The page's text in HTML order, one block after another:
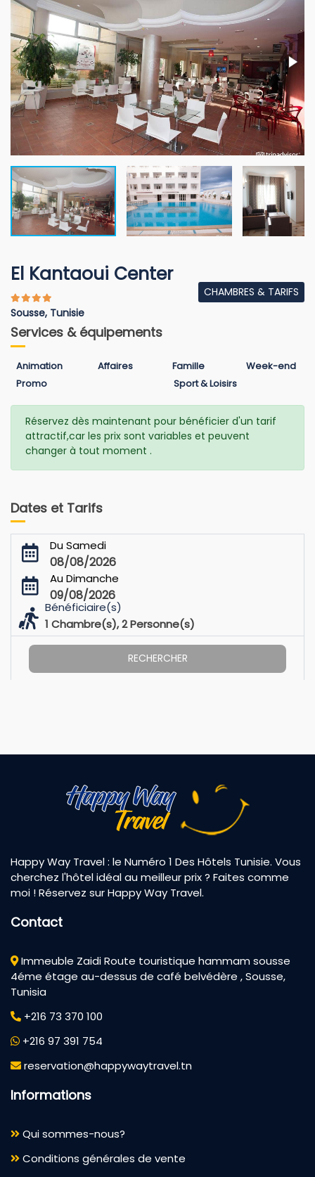
El Kantaoui Center
Sousse, Tunisie
CHAMBRES & TARIFS
Services & équipements
Animation Affaires Famille
Week-end
Promo
Sport & Loisirs
Réservez dès maintenant pour bénéficier d'un tarif
attractif,car les prix sont variables et peuvent
changer à tout moment .
Dates et Tarifs
Du Samedi
08/08/2026
Au Dimanche
09/08/2026
Bénéficiaire(s)
1 Chambre(s),2Personne(s)
RECHERCHER
Happy Way Travel : le Numéro 1 Des Hôtels Tunisie. Vous
cherchez l'hôtel idéal au meilleur prix ? Faites comme
moi ! Réservez sur Happy Way Travel.
Contact
Immeuble Zaidi Route touristique hammam sousse
4éme étage au-dessus de café belvédère , Sousse,
Tunisia
+216 73 370 100
+216 97 391 754
reservation@happywaytravel.tn
Informations
Qui sommes-nous?
Conditions générales de vente